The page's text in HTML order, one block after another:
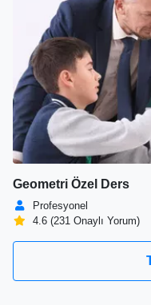
Geometri Özel Ders
Profesyonel
4.6 (231 Onaylı Yorum)